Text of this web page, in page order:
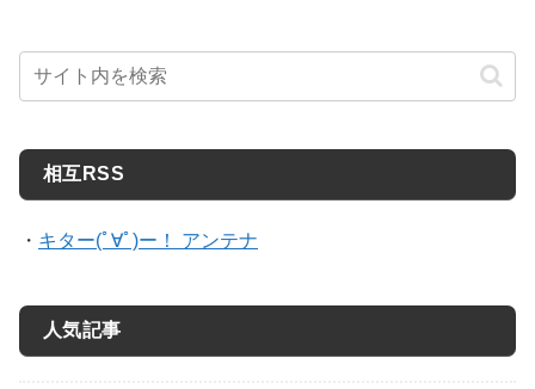
相互RSS
・ キター(ﾟ∀ﾟ)ー！ アンテナ
人気記事